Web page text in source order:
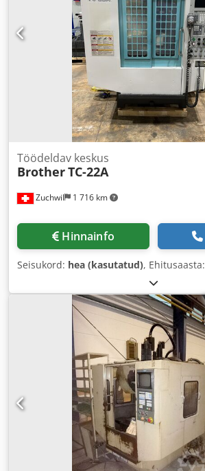
Zuchwil 1 716 km
Töödeldav keskus
BrotherTC-22A
Hinnainfo
Seisukord: hea (kasutatud), Ehitusaasta: